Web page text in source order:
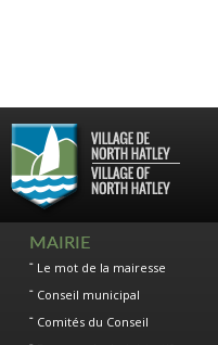
MAIRIE
Le mot de la mairesse
Conseil municipal
Comités du Conseil